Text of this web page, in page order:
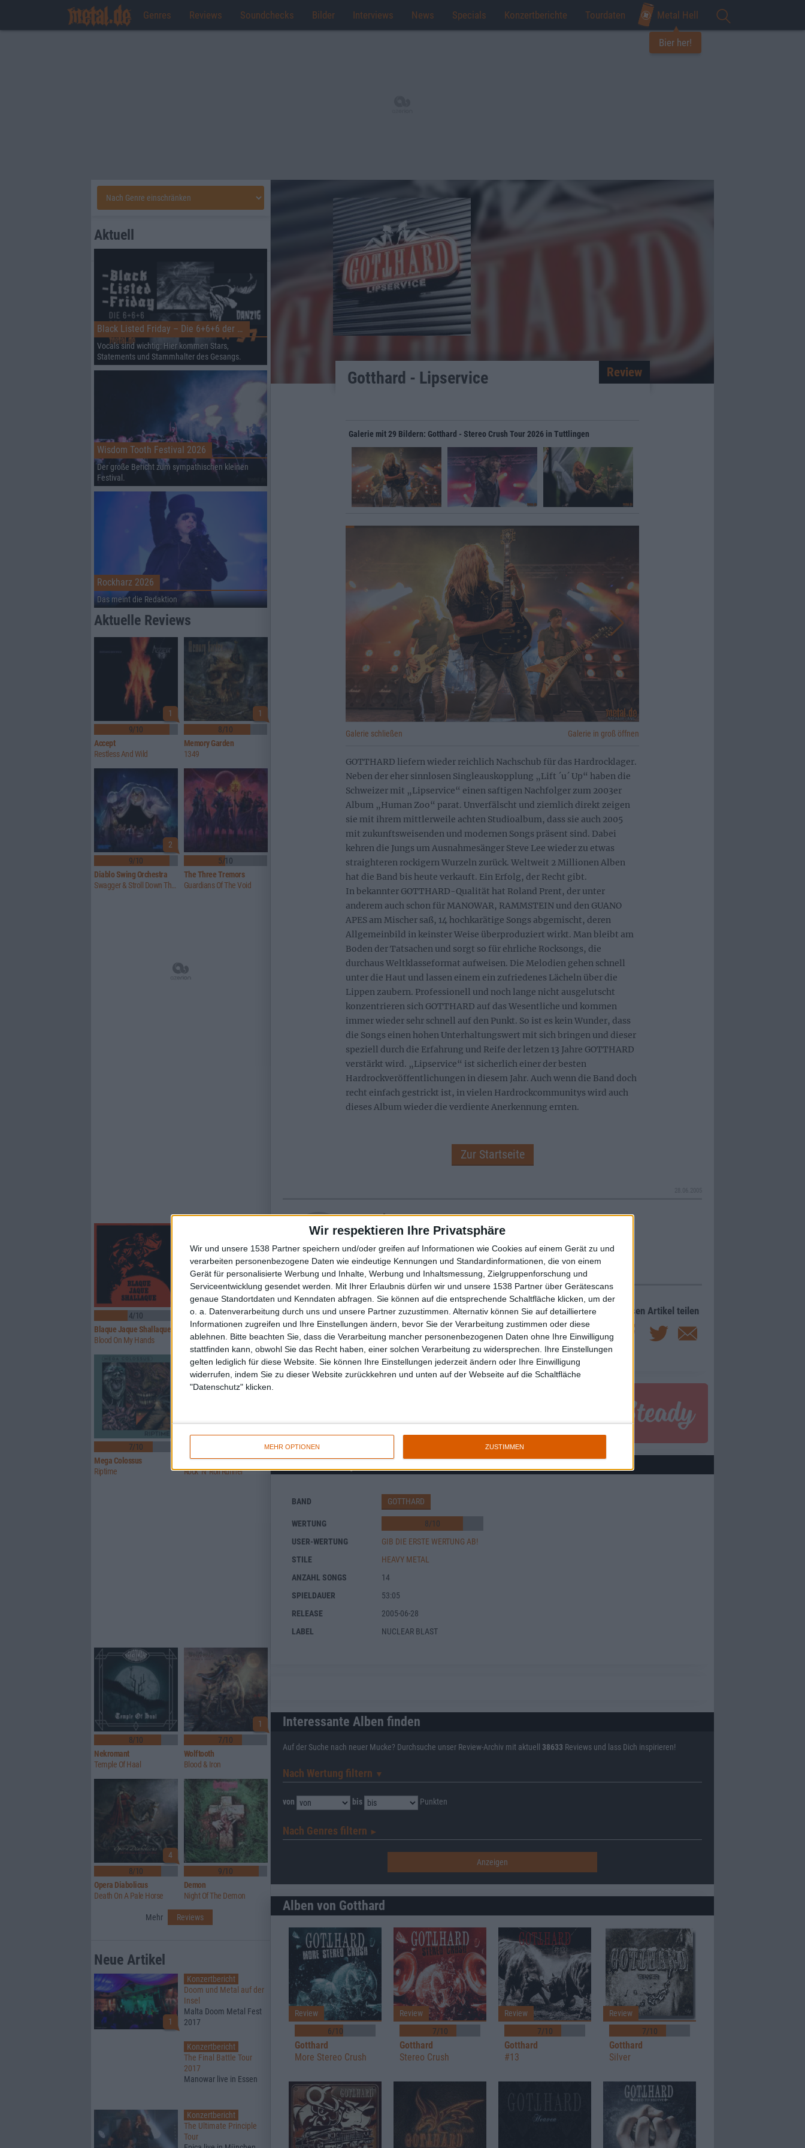
Wir respektieren Ihre Privatsphäre
Wir und unsere 1538 Partner speichern und/oder greifen auf Informationen wie Cookies auf einem Gerät zu und
verarbeiten personenbezogene Daten wie eindeutige Kennungen und Standardinformationen, die von einem
Gerät für personalisierte Werbung und Inhalte, Werbung und Inhaltsmessung, Zielgruppenforschung und
Serviceentwicklung gesendet werden.
Mit Ihrer Erlaubnis dürfen wir und unsere 1538 Partner über Gerätescans
genaue Standortdaten und Kenndaten abfragen. Sie können auf die entsprechende Schaltfläche klicken, um der
o. a. Datenverarbeitung durch uns und unsere Partner zuzustimmen. Alternativ können Sie auf detailliertere
Informationen zugreifen und Ihre Einstellungen ändern, bevor Sie der Verarbeitung zustimmen oder diese
ablehnen.
Bitte beachten Sie, dass die Verarbeitung mancher personenbezogenen Daten ohne Ihre Einwilligung
stattfinden kann, obwohl Sie das Recht haben, einer solchen Verarbeitung zu widersprechen. Ihre Einstellungen
gelten lediglich für diese Website. Sie können Ihre Einstellungen jederzeit ändern oder Ihre Einwilligung
widerrufen, indem Sie zu dieser Website zurückkehren und unten auf der Webseite auf die Schaltfläche
"Datenschutz" klicken.
MEHR OPTIONEN ZUSTIMMEN
Genres Reviews Soundchecks Bilder Interviews News Specials Konzertberichte Tourdaten Metal Hell
Bier her!
Gotthard - Lipservice Review
Galerie mit 29 Bildern: Gotthard - Stereo Crush Tour 2026 in Tuttlingen
Galerie schließen Galerie in groß öffnen
GOTTHARD liefern wieder reichlich Nachschub für das Hardrocklager.
Neben der eher sinnlosen Singleauskopplung „Lift ´u´ Up“ haben die
Schweizer mit „Lipservice“ einen saftigen Nachfolger zum 2003er
Album „Human Zoo“ parat. Unverfälscht und ziemlich direkt zeigen
sie mit ihrem mittlerweile achten Studioalbum, dass sie auch 2005
mit zukunftsweisenden und modernen Songs präsent sind. Dabei
kehren die Jungs um Ausnahmesänger Steve Lee wieder zu etwas
straighteren rockigern Wurzeln zurück. Weltweit 2 Millionen Alben
hat die Band bis heute verkauft. Ein Erfolg, der Recht gibt.
In bekannter GOTTHARD-Qualität hat Roland Prent, der unter
anderem auch schon für MANOWAR, RAMMSTEIN und den GUANO
APES am Mischer saß, 14 hochkarätige Songs abgemischt, deren
Allgemeinbild in keinster Weise überproduziert wirkt. Man bleibt am
Boden der Tatsachen und sorgt so für ehrliche Rocksongs, die
durchaus Weltklasseformat aufweisen. Die Melodien gehen schnell
unter die Haut und lassen einem ein zufriedenes Lächeln über die
Lippen zaubern. Professionell und noch lange nicht ausgelutscht
konzentrieren sich GOTTHARD auf das Wesentliche und kommen
immer wieder sehr schnell auf den Punkt. So ist es kein Wunder, dass
die Songs einen hohen Unterhaltungswert mit sich bringen und dieser
speziell durch die Erfahrung und Reife der letzen 13 Jahre GOTTHARD
verstärkt wird. „Lipservice“ ist sicherlich einer der besten
Hardrockveröffentlichungen in diesem Jahr. Auch wenn die Band doch
recht einfach gestrickt ist, in vielen Hardrockcommunitys wird auch
dieses Album wieder die verdiente Anerkennung ernten.
Zur Startseite
Stephan
Newsletter abonnieren Diesen Artikel teilen
BAND GOTTHARD
WERTUNG 8/10
USER-WERTUNG
GIB DIE ERSTE WERTUNG AB!
STILE
HEAVY METAL
ANZAHL SONGS
14
SPIELDAUER
53:05
RELEASE
2005-06-28
LABEL
NUCLEAR BLAST
Interessante Alben finden
Auf der Suche nach neuer Mucke? Durchsuche unser Review-Archiv mit aktuell 38633 Reviews und lass Dich inspirieren!
Nach Wertung filtern ▼︎
von bis Punkten
Nach Genres filtern ►︎
Alben von Gotthard
6/10
Review
Gotthard
More Stereo Crush
7/10
Review
Gotthard
Stereo Crush
7/10
Review
Gotthard
#13
7/10
Review
Gotthard
Silver
Aktuell
Black Listed Friday – Die 6+6+6 der Woche
Vocals sind wichtig: Hier kommen Stars,
Statements und Stammhalter des Gesangs.
Wisdom Tooth Festival 2026
Der große Bericht zum sympathischen kleinen
Festival.
Rockharz 2026
Das meint die Redaktion
Aktuelle Reviews
1
9/10
Accept
Restless And Wild
1
8/10
Memory Garden
1349
2
9/10
Diablo Swing Orchestra
Swagger & Stroll Down The Rabbit Hole
5/10
The Three Tremors
Guardians Of The Void
4/10
Blaque Jaque Shallaque
Blood On My Hands
7/10
Iron Fate
Crimson Messiah
7/10
Mega Colossus
Riptime
Toad The Wet Sprocket
Rock ‘N’ Roll Runner
8/10
Nekromant
Temple Of Haal
1
7/10
Wolftooth
Blood & Iron
4
8/10
Opera Diabolicus
Death On A Pale Horse
9/10
Demon
Night Of The Demon
Mehr Reviews
Neue Artikel
1
Konzertbericht
Doom und Metal auf der
Insel
Malta Doom Metal Fest
2017
Konzertbericht
The Final Battle Tour
2017
Manowar live in Essen
Konzertbericht
The Ultimate Principle
Tour